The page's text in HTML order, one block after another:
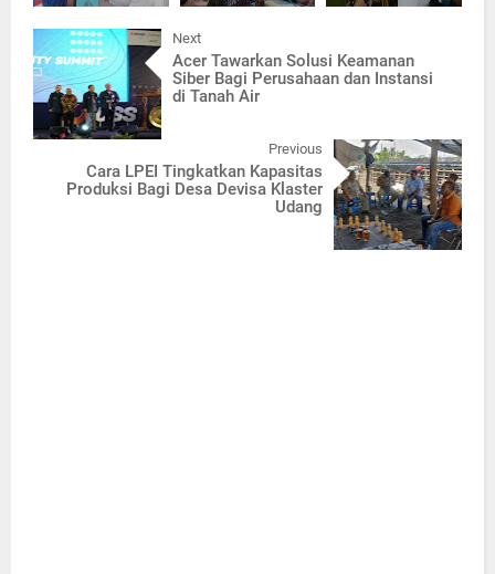
Next
Acer Tawarkan Solusi Keamanan
Siber Bagi Perusahaan dan Instansi
di Tanah Air
Previous
Cara LPEI Tingkatkan Kapasitas
Produksi Bagi Desa Devisa Klaster
Udang